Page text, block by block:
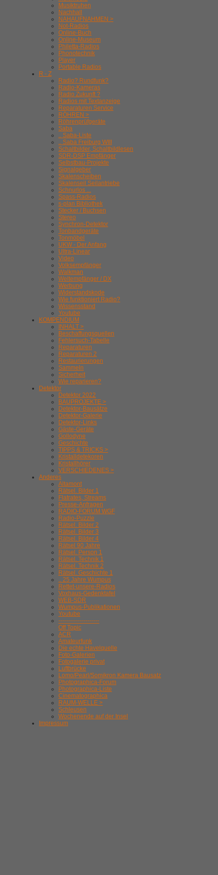
Musiktruhen
Nachhall
NAHAUFNAHMEN >
Not-Radios
Online-Buch
Online-Museum
Philetta-Radios
Phonotechnik
Player
Portable Radios
R - Z
Radio? Rundfunk?
Radio-Kameras
Radio Zukunft ?
Radios mit Textanzeige
Reparaturen Service
RÖHREN >
Röhrenprüfgeräte
Saba
.. Saba-Liste
.. Saba Freiburg WIII
Schaltbilder, Schaltbildlesen
SDR-DSP Empfänger
Selbstbau-Projekte
Signalgeber
Skalenscheiben
Skalenseil Seilantriebe
Schnurlos ...
Spass-Radios
s-plan Bibliothek
Stecker / Buchsen
Stereo
Synchron-Detektor
Tonbandgeräte
Tonmöbel
UKW - Der Anfang
Ultra-Linear
Video
Volksempfänger
Walkman
Weltempfänger / DX
Werbung
Widerstandskode
Wie funktioniert Radio?
Wissensstand
Youtube
KOMPENDIUM
INHALT >
Beschaffungsquellen
Fehlersuch-Tabelle
Reparaturen
Reparaturen 2
Restaurierungen
Sammeln
Sicherheit
Wie reparieren?
Detektor
Detektor 2022
BAUPROJEKTE >
Detektor-Bausätze
Detektor-Galerie
Detektor-Links
Gäste-Geräte
Gollodyne
Geschichte
TIPPS & TRICKS >
Kristalldetekoren
Kristallhörer
VERSCHIEDENES >
Anderes
Altamont
Rätsel. Bilder 1
Flatrates, Streams
Presse-Anfragen
RADIO-FORUM WGF
Radio-Puzzle
Rätsel. Bilder 2
Rätsel. Bilder 3
Rätsel. Bilder 4
Rätsel 90 Jahre
Rätsel. Person 1
Rätsel. Technik 1
Rätsel. Technik 2
Rätsel. Geschichte 1
.. 25 Jahre Wumpus
Rettet-unsere-Radios
Voxhaus-Gedenktafel
WEB-SDR
Wumpus-Publikationen
Youtube
---------------------
Off Topic
ACR
Amateurfunk
Die echte Havelquelle
Foto-Galerien
Fotogalerie privat
Luftbrücke
Lomo/Pearl/Somikron Kamera Bausatz
Photographica-Forum
Photographica-Liste
Cinematographica
RAUM-WELLE >
Schleusen
Wochenende auf der Insel
Impressum